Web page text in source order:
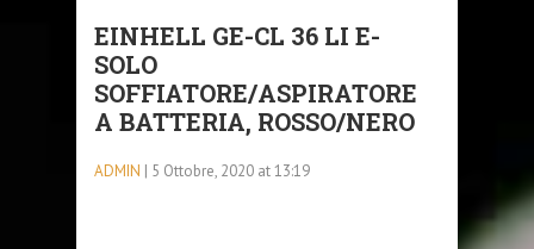
EINHELL GE-CL 36 LI E-
SOLO
SOFFIATORE/ASPIRATORE
A BATTERIA, ROSSO/NERO
ADMIN | 5 Ottobre, 2020 at 13:19